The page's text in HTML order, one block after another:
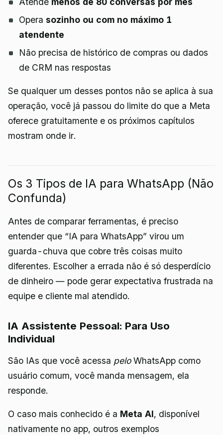
Opera sozinho ou com no máximo 1
atendente
Não precisa de histórico de compras ou dados
de CRM nas respostas
Se qualquer um desses pontos não se aplica à sua
operação, você já passou do limite do que a Meta
oferece gratuitamente e os próximos capítulos
mostram onde ir.
Os 3 Tipos de IA para WhatsApp (Não
Confunda)
Antes de comparar ferramentas, é preciso
entender que “IA para WhatsApp” virou um
guarda-chuva que cobre três coisas muito
diferentes. Escolher a errada não é só desperdício
de dinheiro — pode gerar expectativa frustrada na
equipe e cliente mal atendido.
IA Assistente Pessoal: Para Uso
Individual
São IAs que você acessa peloWhatsApp como
usuário comum, você manda mensagem, ela
responde.
O caso mais conhecido é a Meta AI, disponível
nativamente no app, outros exemplos